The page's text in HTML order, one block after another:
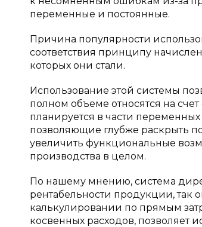
переменные и постоянные.
Причина популярности
соответствия принципу
которых они стали.
Использование этой системы
полном объеме относятся на
планируется в части
позволяющие глубже раскрыть
увеличить функциональные
производства в целом.
По нашему мнению, система
рентабельности продукции,
калькулировании по прямым
косвенных расходов, позволяет